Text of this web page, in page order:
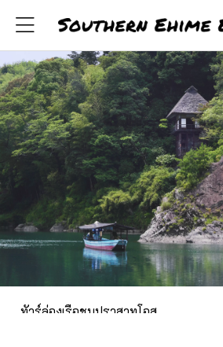
ทัวร์ล่องเรือชมปราสาทโอสุ